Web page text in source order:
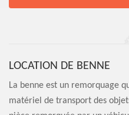
LOCATION DE BENNE
La benne est un remorquage
matériel de transport des